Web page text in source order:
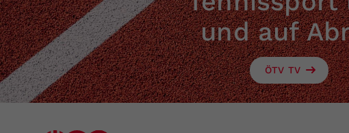
und auf
ÖTV TV